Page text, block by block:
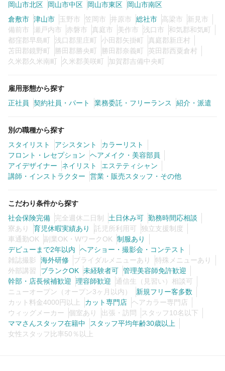
岡山市北区
岡山市中区 岡山市東区
岡山市南区
倉敷市 津山市 玉野市 笠岡市 井原市 総社市 高梁市
新見市
備前市
瀬戸内市 赤磐市 真庭市 美作市 浅口市
和気郡和気町
都窪郡早島町
浅口郡里庄町 小田郡矢掛町
真庭郡新庄村
苫田郡鏡野町
勝田郡勝央町 勝田郡奈義町
英田郡西粟倉村
久米郡久米南町
久米郡美咲町 加賀郡吉備中央町
雇用形態から探す
正社員
契約社員・パート 業務委託・フリーランス 紹介・派遣
別の職種から探す
スタイリスト
アシスタント
カラーリスト
フロント・レセプション
ヘアメイク・美容部員
アイデザイナー
ネイリスト
エステティシャン
講師・インストラクター
営業・販売スタッフ・その他
こだわり条件から探す
社会保険完備
完全週休二日制 土日休み可 勤務時間応相談
寮あり
育児休暇実績あり 託児所利用可
独立支援制度
車通勤OK
副業OK・WワークOK
制服あり
デビューまで2年以内
ヘアショー・撮影会・コンテスト
雑誌撮影
海外研修 ブライダルメニューあり
特殊メニューあり
外部講習
ブランクOK 未経験者可 管理美容師免許歓迎
幹部・店長候補歓迎
理容師歓迎
通信生（見習い）相談可
ニューオープン（オープン3ヶ月以内）
新規フリー客多数
カット料金4000円以上
カット専門店 ヘアカラー専門店
ウィッグメーカー
個室あり 出張・訪問
スタッフ10名以下
ママさんスタッフ在籍中
スタッフ平均年齢30歳以上
女性スタッフ比率50％以上